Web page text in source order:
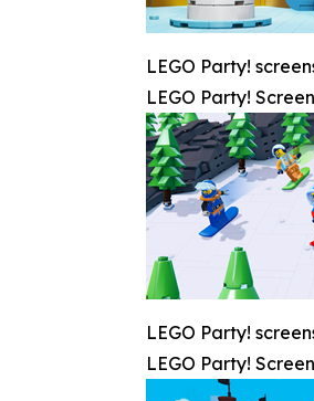
LEGO Party!
LEGO Party!
LEGO Party!
LEGO Party!